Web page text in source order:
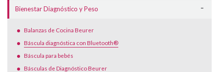
Bienestar Diagnóstico y Peso
Balanzas de Cocina Beurer
Báscula diagnóstica con Bluetooth®
Báscula para bebés
Básculas de Diagnóstico Beurer